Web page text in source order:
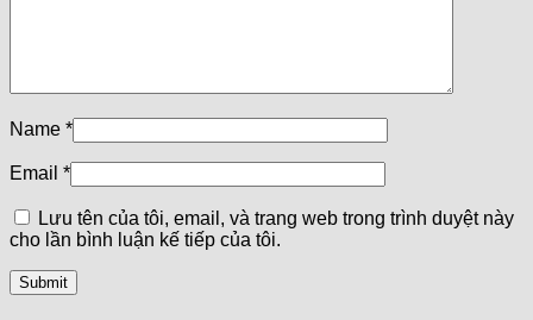
Name *
Email *
Lưu tên của tôi, email, và trang web trong trình duyệt này
cho lần bình luận kế tiếp của tôi.